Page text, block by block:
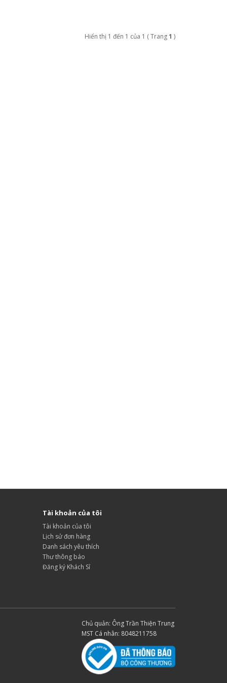
Hiển thị 1 đến 1 của 1 ( Trang1 )
Tài khoản của tôi
Tài khoản của tôi
Lịch sử đơn hàng
Danh sách yêu thích
Thư thông báo
Đăng ký Khách Sỉ
Chủ quản: Ông Trần Thiện Trung
MST Cá nhân: 8048211758